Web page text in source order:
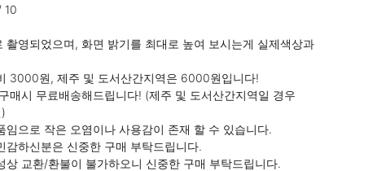
10
촬영되었으며, 화면 밝기를 최대로 높여 보시는게 실제색상과
3000원, 제주 및 도서산간지역은 6000원입니다!
매시 무료배송해드립니다! (제주 및 도서산간지역일 경우
임으로 작은 오염이나 사용감이 존재 할 수 있습니다.
감하신분은 신중한 구매 부탁드립니다.
상 교환/환불이 불가하오니 신중한 구매 부탁드립니다.